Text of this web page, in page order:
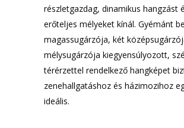
részletgazdag, dinamikus hangzást
erőteljes mélyeket kínál. Gyémánt
magassugárzója, két
mélysugárzója kiegyensúlyozott,
térérzettel rendelkező hangképet
zenehallgatáshoz és házimozihoz
ideális.